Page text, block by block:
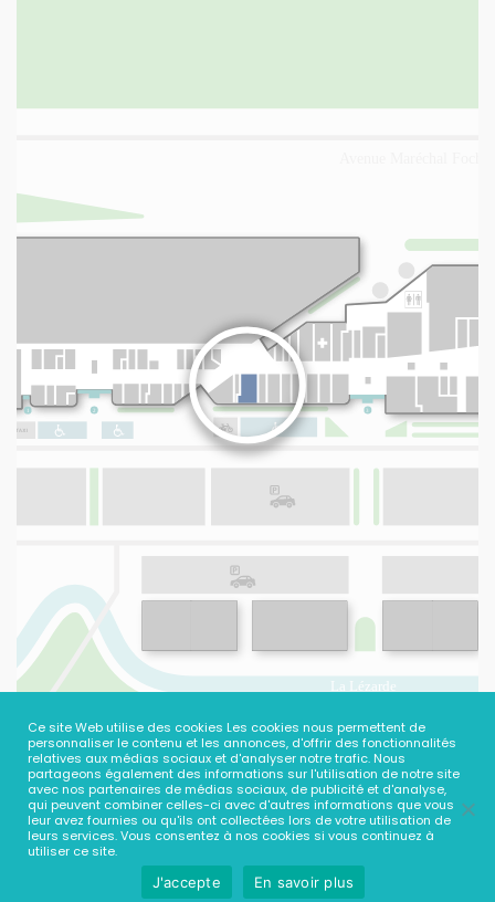
Ce site Web utilise des cookies Les cookies nous permettent de
personnaliser le contenu et les annonces, d'offrir des fonctionnalités
relatives aux médias sociaux et d'analyser notre trafic. Nous
partageons également des informations sur l'utilisation de notre site
avec nos partenaires de médias sociaux, de publicité et d'analyse,
qui peuvent combiner celles-ci avec d'autres informations que vous
leur avez fournies ou qu'ils ont collectées lors de votre utilisation de
leurs services. Vous consentez à nos cookies si vous continuez à
utiliser ce site.
J'accepte
En savoir plus